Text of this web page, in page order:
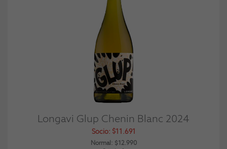
Longavi Glup Chenin Blanc 2024
Socio: $11.691
Normal: $12.990